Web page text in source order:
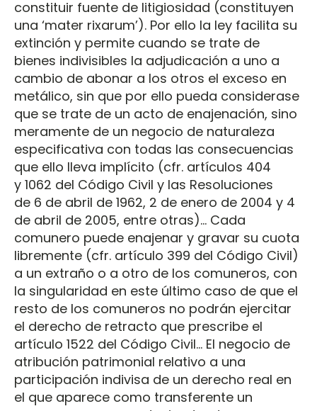
constituir fuente de litigiosidad (constituyen
una ‘mater rixarum’). Por ello la ley facilita su
extinción y permite cuando se trate de
bienes indivisibles la adjudicación a uno a
cambio de abonar a los otros el exceso en
metálico, sin que por ello pueda considerase
que se trate de un acto de enajenación, sino
meramente de un negocio de naturaleza
especificativa con todas las consecuencias
que ello lleva implícito (cfr. artículos 404
y 1062 del Código Civil y las Resoluciones
de 6 de abril de 1962, 2 de enero de 2004 y 4
de abril de 2005, entre otras)... Cada
comunero puede enajenar y gravar su cuota
libremente (cfr. artículo 399 del Código Civil)
a un extraño o a otro de los comuneros, con
la singularidad en este último caso de que el
resto de los comuneros no podrán ejercitar
el derecho de retracto que prescribe el
artículo 1522 del Código Civil... El negocio de
atribución patrimonial relativo a una
participación indivisa de un derecho real en
el que aparece como transferente un